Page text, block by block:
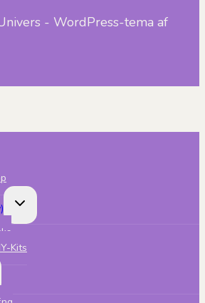
- WordPress-tema af
Skift
undermenu
Kits